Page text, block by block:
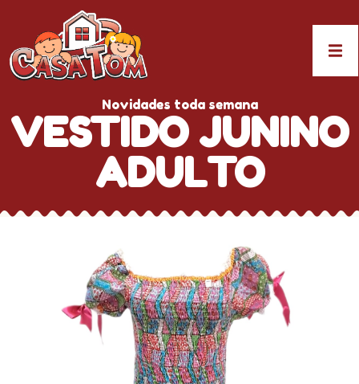
Novidades toda semana
VESTIDO JUNINO
ADULTO